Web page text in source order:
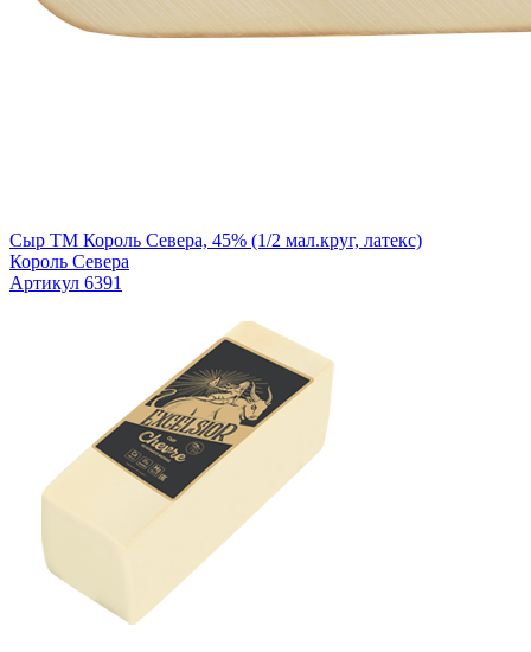
Сыр ТМ Король Севера, 45% (1/2 мал.круг, латекс)
Король Севера
Артикул 6391